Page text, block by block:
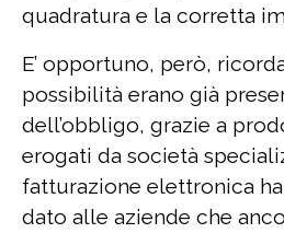
quadratura e la corretta
E’ opportuno, però,
possibilità erano già
dell’obbligo, grazie a
erogati da società
fatturazione elettronica
dato alle aziende che